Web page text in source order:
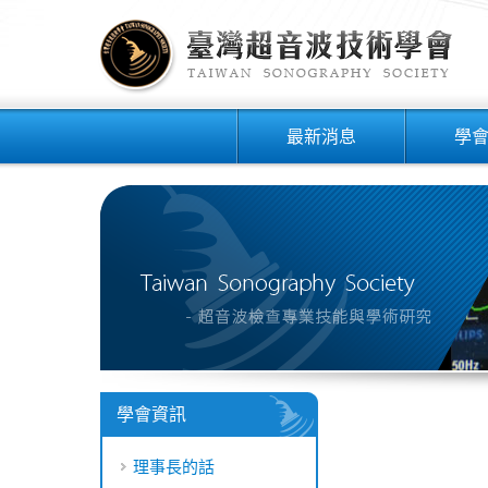
最新消息 學
學會資訊
理事長的話